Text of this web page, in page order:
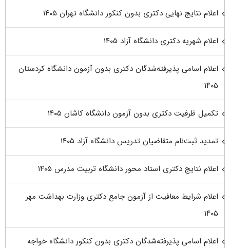
اعلام نتایج نهایی دکتری بدون کنکور دانشگاه تهران ۱۴۰۵
اعلام شهریه دکتری دانشگاه آزاد ۱۴۰۵
اعلام اسامی پذیرفته‌شدگان دکتری بدون آزمون دانشگاه کردستان
۱۴۰۵
تکمیل ظرفیت دکتری بدون آزمون دانشگاه کاشان ۱۴۰۵
تمدید ثبت‌نام متقاضیان تدریس دانشگاه آزاد ۱۴۰۵
اعلام نتایج دکتری استاد محور دانشگاه تربیت مدرس ۱۴۰۵
اعلام شرایط معافیت از آزمون جامع دکتری وزارت بهداشت مهر
۱۴۰۵
اعلام اسامی پذیرفته‌شدگان دکتری بدون کنکور دانشگاه خواجه